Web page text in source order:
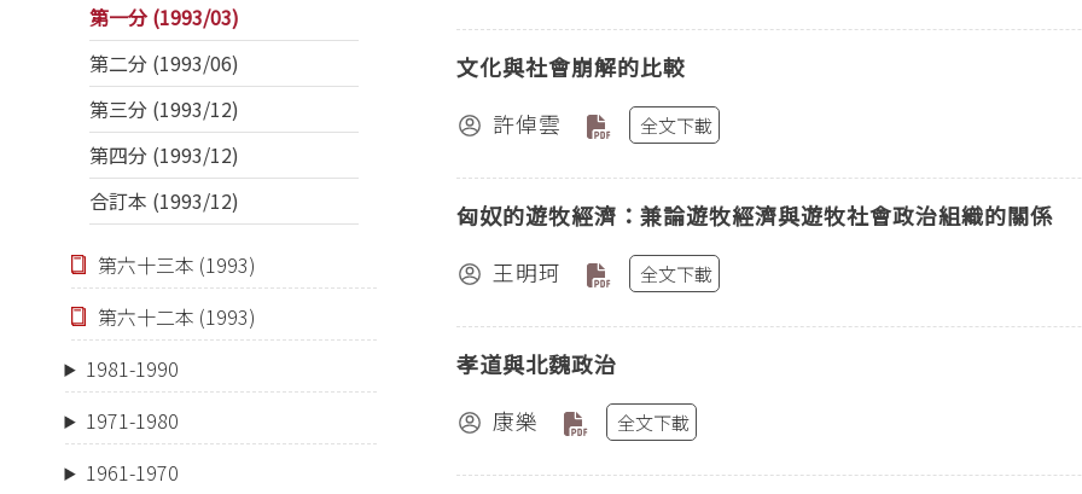
第一分 (1993/03)
第二分 (1993/06)
第三分 (1993/12)
第四分 (1993/12)
合訂本 (1993/12)
第六十三本 (1993)
第六十二本 (1993)
1981-1990
1971-1980
1961-1970
文化與社會崩解的比較
許倬雲
全文下載
匈奴的遊牧經濟：兼論遊牧經濟與遊牧社會政治組織的關係
王明珂
全文下載
孝道與北魏政治
康樂
全文下載